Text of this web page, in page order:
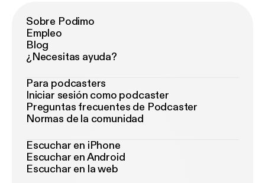
Sobre Podimo
Empleo
Blog
¿Necesitas ayuda?
Para podcasters
Iniciar sesión como podcaster
Preguntas frecuentes de Podcaster
Normas de la comunidad
Escuchar en iPhone
Escuchar en Android
Escuchar en la web